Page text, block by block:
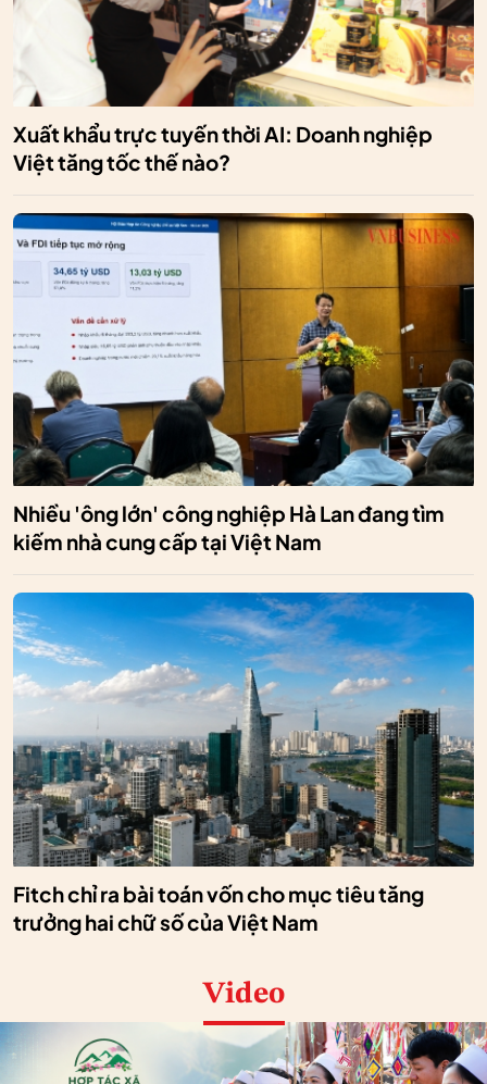
Xuất khẩu trực tuyến thời AI: Doanh nghiệp
Việt tăng tốc thế nào?
Nhiều 'ông lớn' công nghiệp Hà Lan đang tìm
kiếm nhà cung cấp tại Việt Nam
Fitch chỉ ra bài toán vốn cho mục tiêu tăng
trưởng hai chữ số của Việt Nam
Video